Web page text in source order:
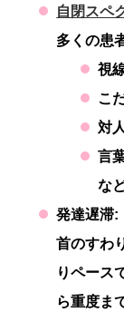
自閉スペ
多くの患
視
こ
対
言
な
発達遅滞:
首のすわ
りペース
ら重度ま